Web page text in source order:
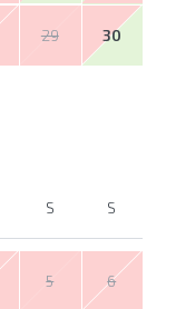
29 30
S S
5 6